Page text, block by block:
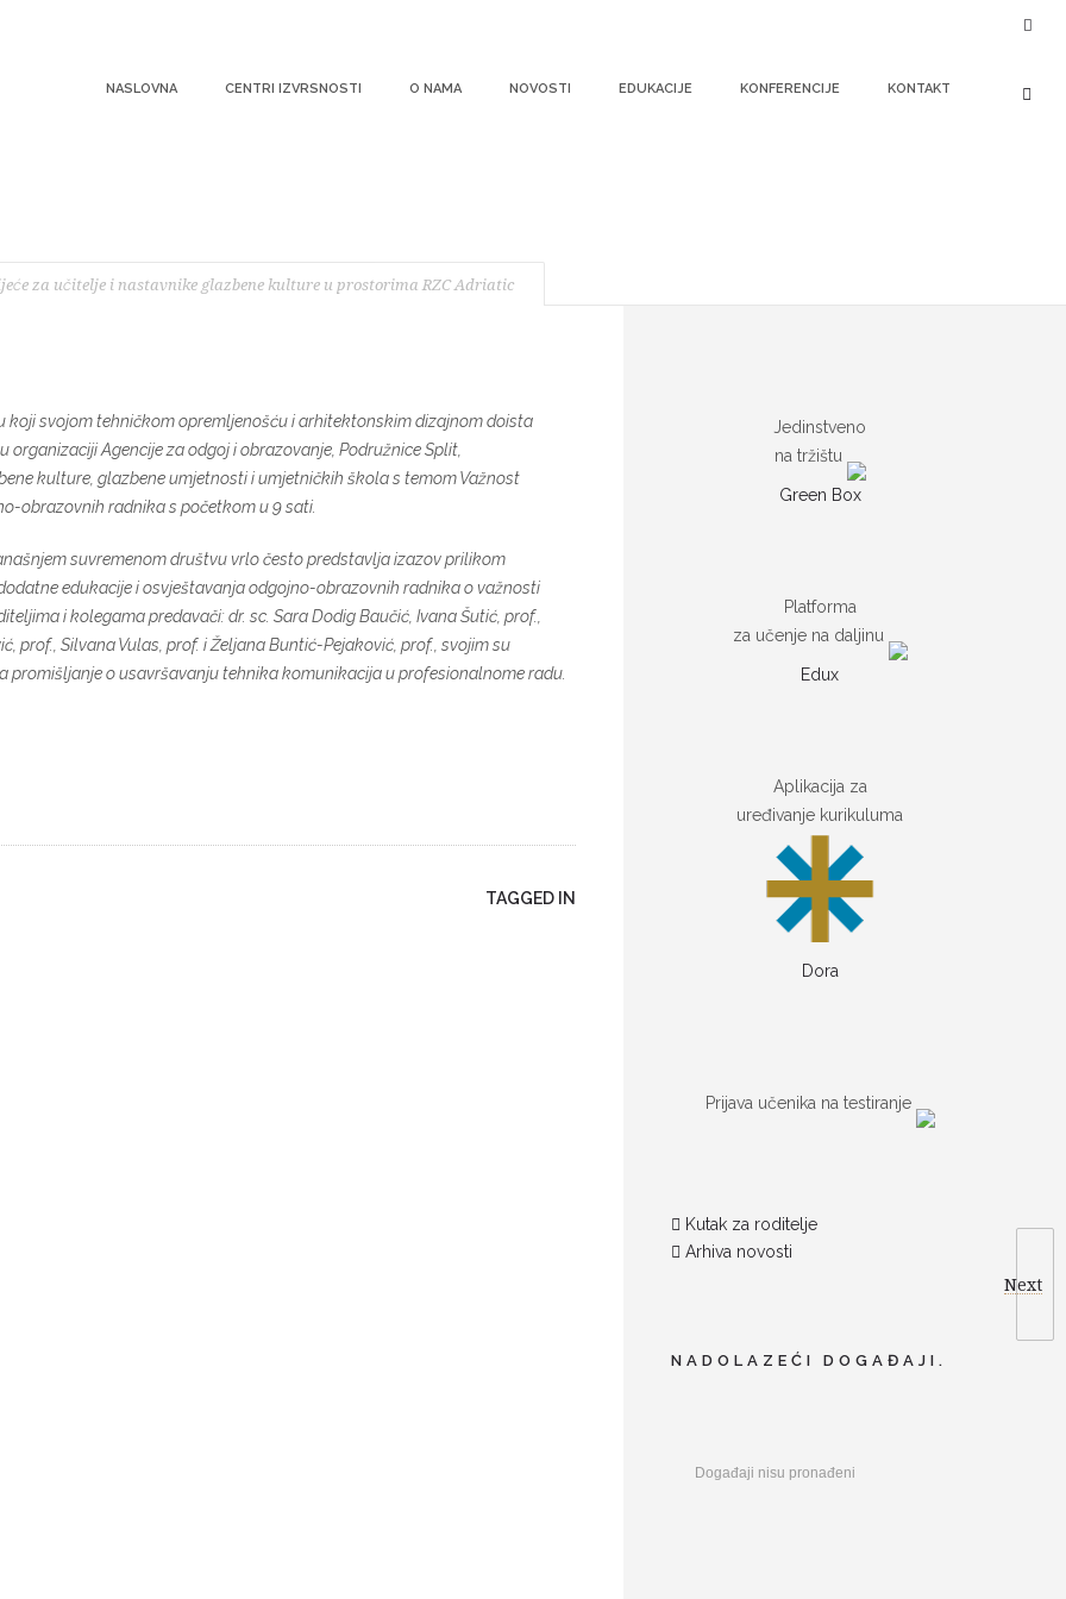
NASLOVNA CENTRI IZVRSNOSTI O NAMA NOVOSTI EDUKACIJE KONFERENCIJE KONTAKT
za učitelje i nastavnike glazbene kulture u prostorima RZC Adriatic
Next
svojom tehničkom opremljenošću i arhitektonskim dizajnom doista
Agencije za odgoj i obrazovanje, Podružnice Split,
kulture, glazbene umjetnosti i umjetničkih škola s temom Važnost
obrazovnih radnika s početkom u 9 sati.
suvremenom društvu vrlo često predstavlja izazov prilikom
edukacije i osvještavanja odgojno-obrazovnih radnika o važnosti
i kolegama predavači: dr. sc. Sara Dodig Baučić, Ivana Šutić, prof.,
prof., Silvana Vulas, prof. i Željana Buntić-Pejaković, prof., svojim su
o usavršavanju tehnika komunikacija u profesionalnome radu.
TAGGED IN
Jedinstveno
na tržištu
Green Box
Platforma
za učenje na daljinu
Edux
Aplikacija za
uređivanje kurikuluma
Dora
Prijava učenika na testiranje
Kutak za roditelje
Arhiva novosti
NADOLAZEĆI DOGAĐAJI.
Događaji nisu pronađeni